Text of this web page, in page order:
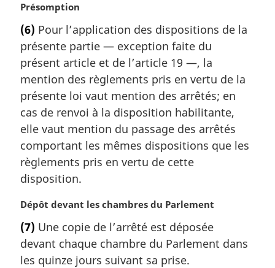
n
a
e
:
N
t
e
m
a
g
i
n
a
e
:
Présomption
(6) Pour l’application des dispositions de la
présente partie — exception faite du
présent article et de l’article 19 —, la
mention des règlements pris en vertu de la
présente loi vaut mention des arrêtés; en
cas de renvoi à la disposition habilitante,
elle vaut mention du passage des arrêtés
comportant les mêmes dispositions que les
règlements pris en vertu de cette
disposition.
N
t
e
m
Dépôt devant les chambres du Parlement
(7) Une copie de l’arrêté est déposée
devant chaque chambre du Parlement dans
les quinze jours suivant sa prise.